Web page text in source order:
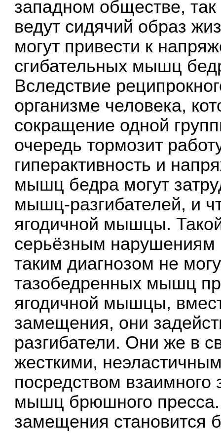
западном обществе,
ведут сидячий образ
могут привести к
сгибательных мышц
Вследствие
организме человека,
сокращение одной
очередь тормозит
гиперактивность и
мышц бедра могут
мышц-разгибателей, и
ягодичной мышцы.
серьёзным нарушениям
таким диагнозом не
тазобедренных мышц
ягодичной мышцы,
замещения, они
разгибатели. Они же в
жесткими,
посредством
мышц брюшного пресса.
замещения становится